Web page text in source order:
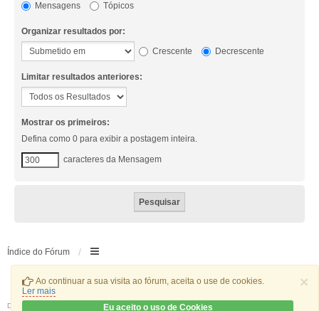
×
Ao continuar a sua visita ao fórum, aceita o use de cookies.
Ler mais
Eu aceito o uso de Cookies
Mensagens
Tópicos
Organizar resultados por:
Crescente
Decrescente
Limitar resultados anteriores:
Mostrar os primeiros:
Defina como 0 para exibir a postagem inteira.
caracteres da Mensagem
Índice do Fórum
Desenvolvido por ® Forum Software © phpBB Limited